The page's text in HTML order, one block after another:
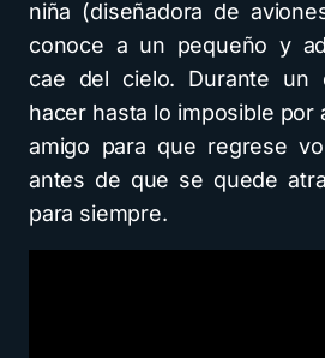
niña (diseñadora de
conoce a un pequeño y
cae del cielo. Durante un
hacer hasta lo imposible por
amigo para que regrese
antes de que se quede
para siempre.